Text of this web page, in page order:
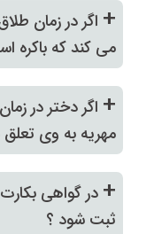
+ اگر در زمان
می کند که باکره
+ اگر دختر در
مهریه به وی
+ در گواهی
ثبت شود ؟